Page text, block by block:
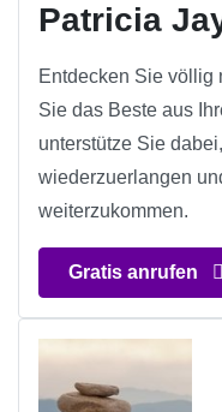
Patricia
Entdecken Sie völlig
Sie das Beste aus
unterstütze Sie
wiederzuerlangen
weiterzukommen.
Gratis anrufen